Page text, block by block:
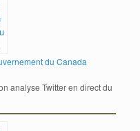
du Canada
analyse Twitter en direct du